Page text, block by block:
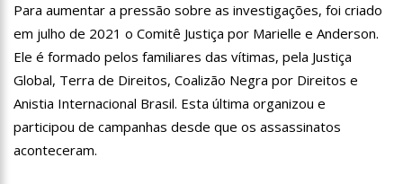
17:41 Prefeitura de Manaus recebe comitiva internacional em visita
a equipamentos socioassistenciais da cidade
17:36 Águas de Manaus abre inscrições para curso gratuito de
bombeiro hidráulico com vagas exclusivas para mulheres
12:11
Aluno tenta furar colega em sala de aula na zona leste de
Manaus
15:36 PF apreende carros de luxo de empresa do Faraó dos
Para aumentar a pressão sobre as investigações, foi criado
em julho de 2021 o Comitê Justiça por Marielle e Anderson.
Ele é formado pelos familiares das vítimas, pela Justiça
Global, Terra de Direitos, Coalizão Negra por Direitos e
Anistia Internacional Brasil. Esta última organizou e
participou de campanhas desde que os assassinatos
aconteceram.